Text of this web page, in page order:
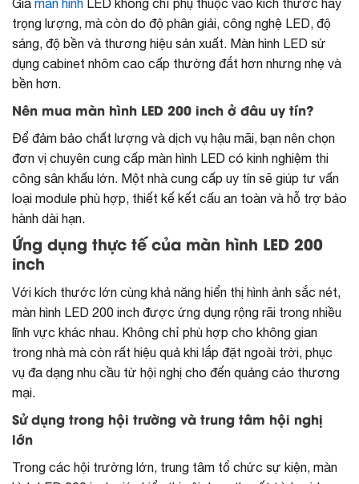
Giá màn hình LED không chỉ phụ thuộc vào kích thước hay
trọng lượng, mà còn do độ phân giải, công nghệ LED, độ
sáng, độ bền và thương hiệu sản xuất. Màn hình LED sử
dụng cabinet nhôm cao cấp thường đắt hơn nhưng nhẹ và
bền hơn.
Nên mua màn hình LED 200 inch ở đâu uy tín?
Để đảm bảo chất lượng và dịch vụ hậu mãi, bạn nên chọn
đơn vị chuyên cung cấp màn hình LED có kinh nghiệm thi
công sân khấu lớn. Một nhà cung cấp uy tín sẽ giúp tư vấn
loại module phù hợp, thiết kế kết cấu an toàn và hỗ trợ bảo
hành dài hạn.
Ứng dụng thực tế của màn hình LED 200
inch
Với kích thước lớn cùng khả năng hiển thị hình ảnh sắc nét,
màn hình LED 200 inch được ứng dụng rộng rãi trong nhiều
lĩnh vực khác nhau. Không chỉ phù hợp cho không gian
trong nhà mà còn rất hiệu quả khi lắp đặt ngoài trời, phục
vụ đa dạng nhu cầu từ hội nghị cho đến quảng cáo thương
mại.
Sử dụng trong hội trường và trung tâm hội nghị
lớn
Trong các hội trường lớn, trung tâm tổ chức sự kiện, màn